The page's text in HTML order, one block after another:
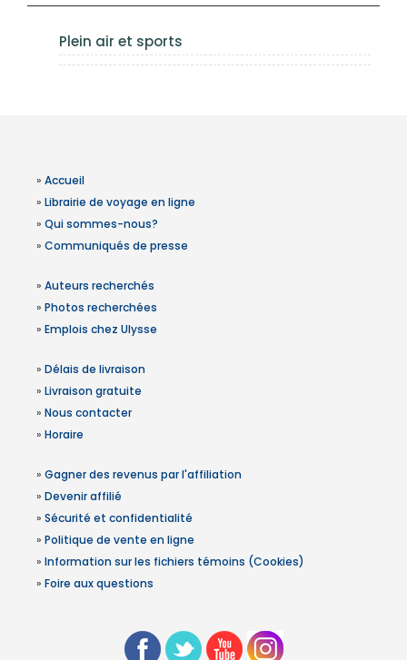
Plein air et sports
» Accueil
» Librairie de voyage en ligne
» Qui sommes-nous?
» Communiqués de presse
» Auteurs recherchés
» Photos recherchées
» Emplois chez Ulysse
» Délais de livraison
» Livraison gratuite
» Nous contacter
» Horaire
» Gagner des revenus par l'affiliation
» Devenir affilié
» Sécurité et confidentialité
» Politique de vente en ligne
» Information sur les fichiers témoins (Cookies)
» Foire aux questions